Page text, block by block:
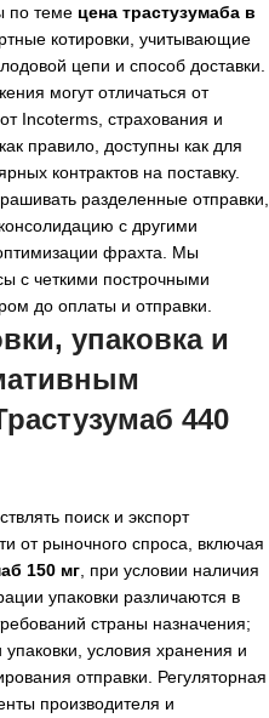
по теме цена трастузумаба в
котировки, учитывающие
цепи и способ доставки.
могут отличаться от
Incoterms, страхования и
правило, доступны как для
контрактов на поставку.
разделенные отправки,
с другими
фрахта. Мы
с четкими построчными
до оплаты и отправки.
упаковка и
440
поиск и экспорт
от рыночного спроса, включая
150 мг , при условии наличия
упаковки различаются в
страны назначения;
условия хранения и
отправки. Регуляторная
производителя и